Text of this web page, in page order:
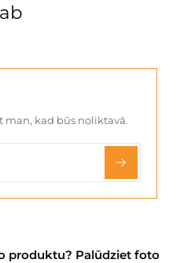
man, kad būs noliktavā.
produktu? Palūdziet foto